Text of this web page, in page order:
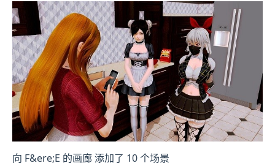
向 F&ere;E 的画廊 添加了 10 个场景